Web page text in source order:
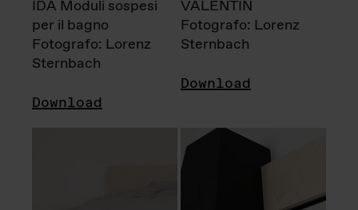
IDA Moduli sospesi
per il bagno
Fotografo: Lorenz
Sternbach
Download
VALENTIN
Fotografo: Lorenz
Sternbach
Download